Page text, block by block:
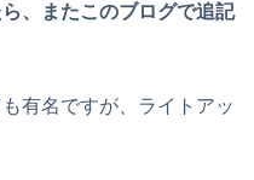
、またこのブログで追記
有名ですが、ライトアッ